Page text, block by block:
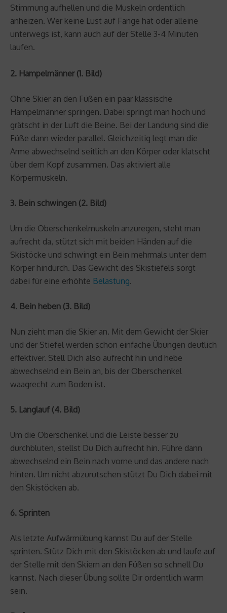
Stimmung aufhellen und die Muskeln ordentlich
anheizen. Wer keine Lust auf Fange hat oder alleine
unterwegs ist, kann auch auf der Stelle 3-4 Minuten
laufen.
2. Hampelmänner (1. Bild)
Ohne Skier an den Füßen ein paar klassische
Hampelmänner springen. Dabei springt man hoch und
grätscht in der Luft die Beine. Bei der Landung sind die
Füße dann wieder parallel. Gleichzeitig legt man die
Arme abwechselnd seitlich an den Körper oder klatscht
über dem Kopf zusammen. Das aktiviert alle
Körpermuskeln.
3. Bein schwingen (2. Bild)
Um die Oberschenkelmuskeln anzuregen, steht man
aufrecht da, stützt sich mit beiden Händen auf die
Skistöcke und schwingt ein Bein mehrmals unter dem
Körper hindurch. Das Gewicht des Skistiefels sorgt
dabei für eine erhöhte Belastung.
4. Bein heben (3. Bild)
Nun zieht man die Skier an. Mit dem Gewicht der Skier
und der Stiefel werden schon einfache Übungen deutlich
effektiver. Stell Dich also aufrecht hin und hebe
abwechselnd ein Bein an, bis der Oberschenkel
waagrecht zum Boden ist.
5. Langlauf (4. Bild)
Um die Oberschenkel und die Leiste besser zu
durchbluten, stellst Du Dich aufrecht hin. Führe dann
abwechselnd ein Bein nach vorne und das andere nach
hinten. Um nicht abzurutschen stützt Du Dich dabei mit
den Skistöcken ab.
6. Sprinten
Als letzte Aufwärmübung kannst Du auf der Stelle
sprinten. Stütz Dich mit den Skistöcken ab und laufe auf
der Stelle mit den Skiern an den Füßen so schnell Du
kannst. Nach dieser Übung sollte Dir ordentlich warm
sein.